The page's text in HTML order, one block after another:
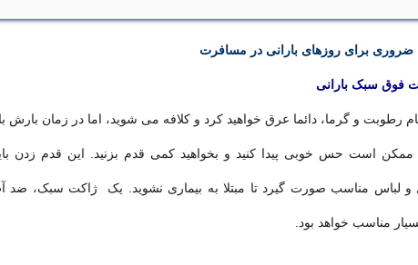
ضروری برای روزهای بارانی در مسافرت
رطوبت و گرما، دائما عرق خواهید کرد و کلافه می شوید، اما در زمان بارش
ممکن است حس خوبی پیدا کنید و بخواهید کمی قدم بزنید. این قدم زدن
و لباس مناسب صورت گیرد تا مبتلا به بیماری نشوید. یک ژاکت سبک، ضد
مناسب خواهد بود.